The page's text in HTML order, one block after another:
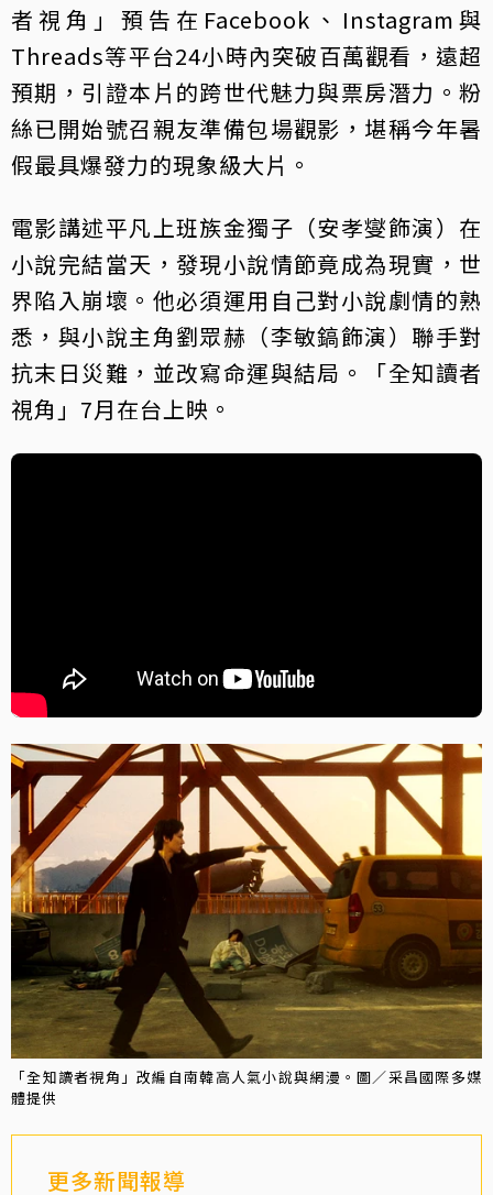
者視角」預告在Facebook、Instagram與
Threads等平台24小時內突破百萬觀看，遠超
預期，引證本片的跨世代魅力與票房潛力。粉
絲已開始號召親友準備包場觀影，堪稱今年暑
假最具爆發力的現象級大片。
電影講述平凡上班族金獨子（安孝燮飾演）在
小說完結當天，發現小說情節竟成為現實，世
界陷入崩壞。他必須運用自己對小說劇情的熟
悉，與小說主角劉眾赫（李敏鎬飾演）聯手對
抗末日災難，並改寫命運與結局。「全知讀者
視角」7月在台上映。
「全知讀者視角」改編自南韓高人氣小說與網漫。圖／采昌國際多媒
體提供
更多新聞報導